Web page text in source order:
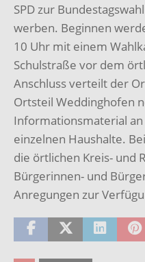
SPD zur
werben. Beginnen
10 Uhr mit einem
Schulstraße vor dem
Anschluss verteilt der
Ortsteil Weddinghofen
Informationsmaterial an
einzelnen Haushalte.
die örtlichen Kreis- und
Bürgerinnen- und
Anregungen zur